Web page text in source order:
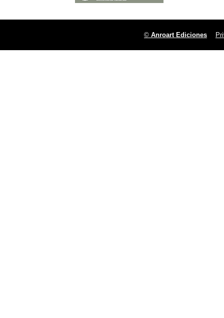
© Anroart Ediciones